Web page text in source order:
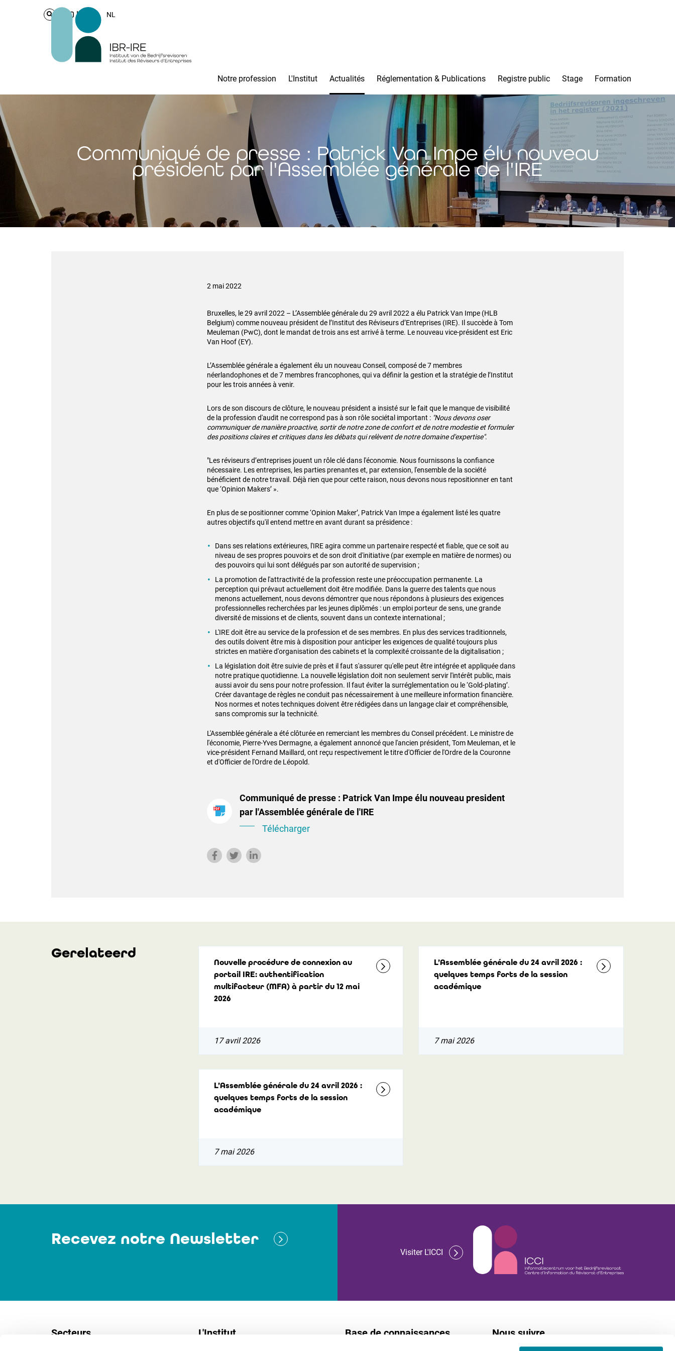
Login NL
Notre profession L'Institut Actualités Réglementation & Publications Registre public Stage Formation
Communiqué de presse : Patrick Van Impe élu nouveau
président par l'Assemblée générale de l'IRE
2 mai 2022
Bruxelles, le 29 avril 2022 – L’Assemblée générale du 29 avril 2022 a élu Patrick Van Impe (HLB
Belgium) comme nouveau président de l’Institut des Réviseurs d’Entreprises (IRE). Il succède à Tom
Meuleman (PwC), dont le mandat de trois ans est arrivé à terme. Le nouveau vice-président est Eric
Van Hoof (EY).
L’Assemblée générale a également élu un nouveau Conseil, composé de 7 membres
néerlandophones et de 7 membres francophones, qui va définir la gestion et la stratégie de l’Institut
pour les trois années à venir.
Lors de son discours de clôture, le nouveau président a insisté sur le fait que le manque de visibilité
de la profession d'audit ne correspond pas à son rôle sociétal important : "Nous devons oser
communiquer de manière proactive, sortir de notre zone de confort et de notre modestie et formuler
des positions claires et critiques dans les débats qui relèvent de notre domaine d'expertise".
"Les réviseurs d’entreprises jouent un rôle clé dans l'économie. Nous fournissons la confiance
nécessaire. Les entreprises, les parties prenantes et, par extension, l'ensemble de la société
bénéficient de notre travail. Déjà rien que pour cette raison, nous devons nous repositionner en tant
que ‘Opinion Makers’ ».
En plus de se positionner comme ‘Opinion Maker’, Patrick Van Impe a également listé les quatre
autres objectifs qu'il entend mettre en avant durant sa présidence :
Dans ses relations extérieures, l'IRE agira comme un partenaire respecté et fiable, que ce soit au
niveau de ses propres pouvoirs et de son droit d'initiative (par exemple en matière de normes) ou
des pouvoirs qui lui sont délégués par son autorité de supervision ;
La promotion de l'attractivité de la profession reste une préoccupation permanente. La
perception qui prévaut actuellement doit être modifiée. Dans la guerre des talents que nous
menons actuellement, nous devons démontrer que nous répondons à plusieurs des exigences
professionnelles recherchées par les jeunes diplômés : un emploi porteur de sens, une grande
diversité de missions et de clients, souvent dans un contexte international ;
L'IRE doit être au service de la profession et de ses membres. En plus des services traditionnels,
des outils doivent être mis à disposition pour anticiper les exigences de qualité toujours plus
strictes en matière d'organisation des cabinets et la complexité croissante de la digitalisation ;
La législation doit être suivie de près et il faut s'assurer qu'elle peut être intégrée et appliquée dans
notre pratique quotidienne. La nouvelle législation doit non seulement servir l'intérêt public, mais
aussi avoir du sens pour notre profession. Il faut éviter la surréglementation ou le ‘Gold-plating’.
Créer davantage de règles ne conduit pas nécessairement à une meilleure information financière.
Nos normes et notes techniques doivent être rédigées dans un langage clair et compréhensible,
sans compromis sur la technicité.
L'Assemblée générale a été clôturée en remerciant les membres du Conseil précédent. Le ministre de
l'économie, Pierre-Yves Dermagne, a également annoncé que l'ancien président, Tom Meuleman, et le
vice-président Fernand Maillard, ont reçu respectivement le titre d'Officier de l'Ordre de la Couronne
et d'Officier de l'Ordre de Léopold.
Communiqué de presse : Patrick Van Impe élu nouveau president
par l'Assemblée générale de l'IRE
Télécharger
Gerelateerd
Nouvelle procédure de connexion au
portail IRE: authentification
multifacteur (MFA) à partir du 12 mai
2026
17 avril 2026
L’Assemblée générale du 24 avril 2026 :
quelques temps forts de la session
académique
7 mai 2026
L’Assemblée générale du 24 avril 2026 :
quelques temps forts de la session
académique
7 mai 2026
Recevez notre Newsletter
Visiter L'ICCI
Secteurs L'Institut Base de connaissances Nous suivre